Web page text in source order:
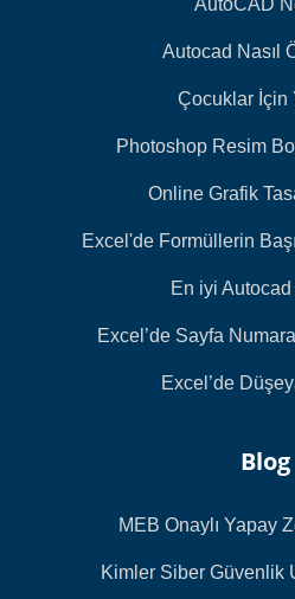
AutoCAD
Autocad Nasıl
Çocuklar İçin
Photoshop Resim
Online Grafik
Excel'de Formüllerin
En iyi Autocad
Excel’de Sayfa
Excel’de
Blog
MEB Onaylı Yapay
Kimler Siber Güvenlik